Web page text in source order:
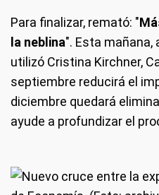
Para finalizar, remató: "
la neblina". Esta mañana,
utilizó Cristina Kirchner,
septiembre reducirá el
diciembre quedará
ayude a profundizar el